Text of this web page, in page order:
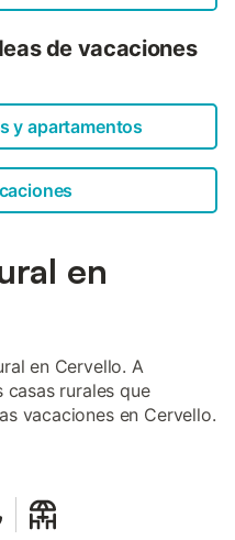
de vacaciones
y apartamentos
en
en Cervello. A
rurales que
vacaciones en Cervello.